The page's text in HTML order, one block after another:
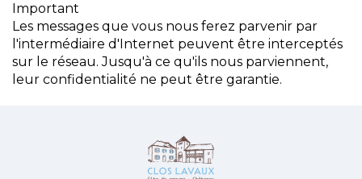
Important
Les messages que vous nous ferez parvenir par
l'intermédiaire d'Internet peuvent être interceptés
sur le réseau. Jusqu'à ce qu'ils nous parviennent,
leur confidentialité ne peut être garantie.